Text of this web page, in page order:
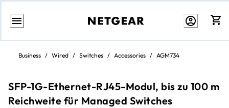
Weiter
InhaltBusiness / Wired / Switches / Accessories / AGM734
SFP-1G-Ethernet-RJ45-Modul, bis zu 100 m
Reichweite für Managed Switches